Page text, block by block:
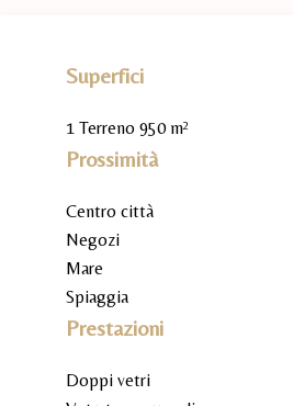
Superfici
1 Terreno 950 m²
Prossimità
Centro città
Negozi
Mare
Spiaggia
Prestazioni
Doppi vetri